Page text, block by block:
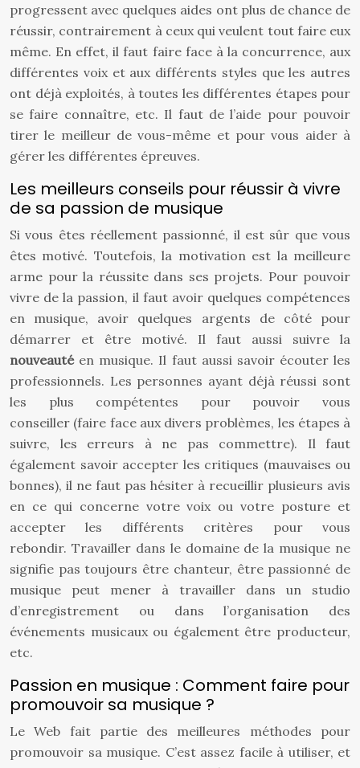
progressent avec quelques aides ont plus de chance de
réussir, contrairement à ceux qui veulent tout faire eux
même. En effet, il faut faire face à la concurrence, aux
différentes voix et aux différents styles que les autres
ont déjà exploités, à toutes les différentes étapes pour
se faire connaître, etc. Il faut de l’aide pour pouvoir
tirer le meilleur de vous-même et pour vous aider à
gérer les différentes épreuves.
Les meilleurs conseils pour réussir à vivre
de sa passion de musique
Si vous êtes réellement passionné, il est sûr que vous
êtes motivé. Toutefois, la motivation est la meilleure
arme pour la réussite dans ses projets. Pour pouvoir
vivre de la passion, il faut avoir quelques compétences
en musique, avoir quelques argents de côté pour
démarrer et être motivé. Il faut aussi suivre la
nouveautéen musique. Il faut aussi savoir écouter les
professionnels. Les personnes ayant déjà réussi sont
les plus compétentes pour pouvoir vous
conseiller (faire face aux divers problèmes, les étapes à
suivre, les erreurs à ne pas commettre). Il faut
également savoir accepter les critiques (mauvaises ou
bonnes), il ne faut pas hésiter à recueillir plusieurs avis
en ce qui concerne votre voix ou votre posture et
accepter les différents critères pour vous
rebondir. Travailler dans le domaine de la musique ne
signifie pas toujours être chanteur, être passionné de
musique peut mener à travailler dans un studio
d’enregistrement ou dans l’organisation des
événements musicaux ou également être producteur,
etc.
Passion en musique : Comment faire pour
promouvoir sa musique ?
Le Web fait partie des meilleures méthodes pour
promouvoir sa musique. C’est assez facile à utiliser, et